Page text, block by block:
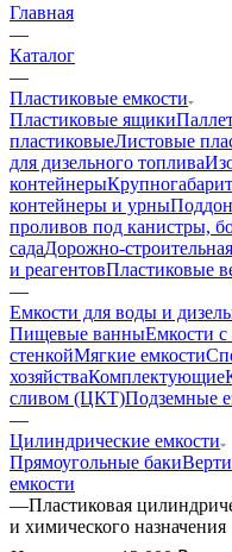
Главная
—
Каталог
—
Пластиковые емкости
Пластиковые ящики
пластиковыеЛистовые
для дизельного топлива
контейнеры
контейнеры и урны
проливов под канистры,
садаДорожно-
и реагентовПластиковые
—
Емкости для воды и
Пищевые ванныЕмкости
стенкойМягкие емкости
хозяйстваКомплектующие
сливом (ЦКТ)Подземные
—
Цилиндрические емкости
Прямоугольные баки
емкости
—Пластиковая
и химического назначения